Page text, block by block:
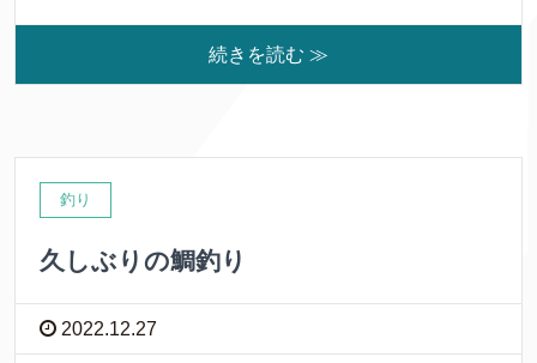
続きを読む ≫
釣り
久しぶりの鯛釣り
2022.12.27